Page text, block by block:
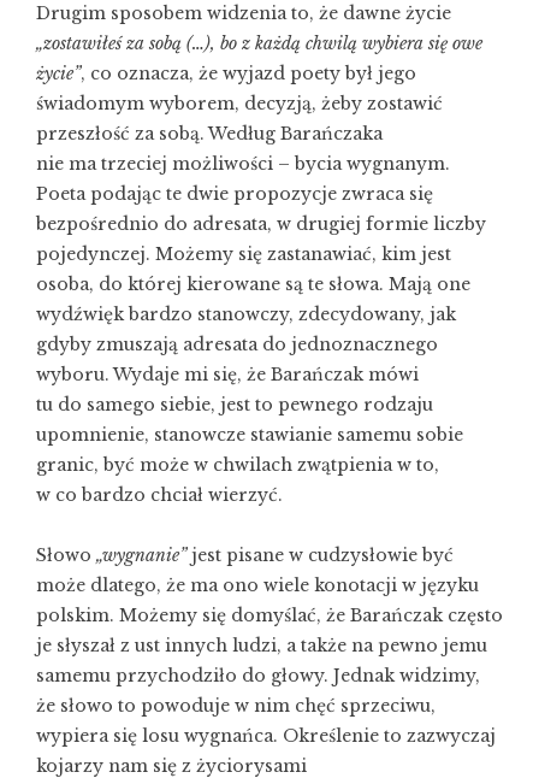
Drugim sposobem widzenia to, że dawne życie
„zostawiłeś za sobą (…), bo z każdą chwilą wybiera się owe
życie”, co oznacza, że wyjazd poety był jego
świadomym wyborem, decyzją, żeby zostawić
przeszłość za sobą. Według Barańczaka
nie ma trzeciej możliwości – bycia wygnanym.
Poeta podając te dwie propozycje zwraca się
bezpośrednio do adresata, w drugiej formie liczby
pojedynczej. Możemy się zastanawiać, kim jest
osoba, do której kierowane są te słowa. Mają one
wydźwięk bardzo stanowczy, zdecydowany, jak
gdyby zmuszają adresata do jednoznacznego
wyboru. Wydaje mi się, że Barańczak mówi
tu do samego siebie, jest to pewnego rodzaju
upomnienie, stanowcze stawianie samemu sobie
granic, być może w chwilach zwątpienia w to,
w co bardzo chciał wierzyć.
Słowo „wygnanie”jest pisane w cudzysłowie być
może dlatego, że ma ono wiele konotacji w języku
polskim. Możemy się domyślać, że Barańczak często
je słyszał z ust innych ludzi, a także na pewno jemu
samemu przychodziło do głowy. Jednak widzimy,
że słowo to powoduje w nim chęć sprzeciwu,
wypiera się losu wygnańca. Określenie to zazwyczaj
kojarzy nam się z życiorysami